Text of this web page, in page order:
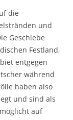
die
und
Geschiebe
Festland,
entgegen
während
haben also
und sind als
auf